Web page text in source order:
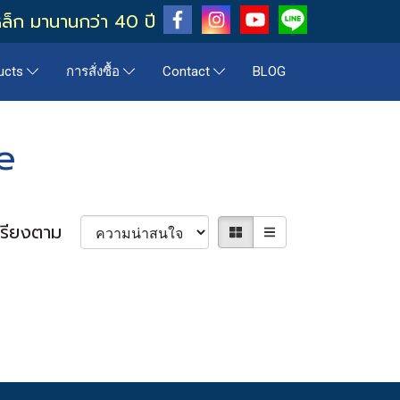
ก มานานกว่า 40 ปี
การสั่งซื้อ Contact BLOG
รียงตาม